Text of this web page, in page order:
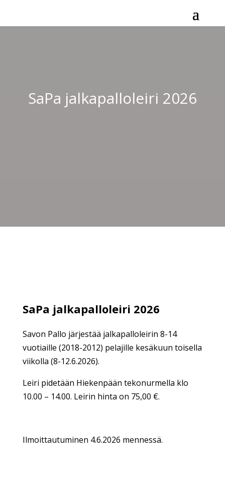
SaPa jalkapalloleiri 2026
SaPa jalkapalloleiri 2026
Savon Pallo järjestää jalkapalloleirin 8-14
vuotiaille (2018-2012) pelajille kesäkuun toisella
viikolla (8-12.6.2026).
Leiri pidetään Hiekenpään tekonurmella klo
10.00 – 14.00. Leirin hinta on 75,00 €.
Ilmoittautuminen 4.6.2026 mennessä.